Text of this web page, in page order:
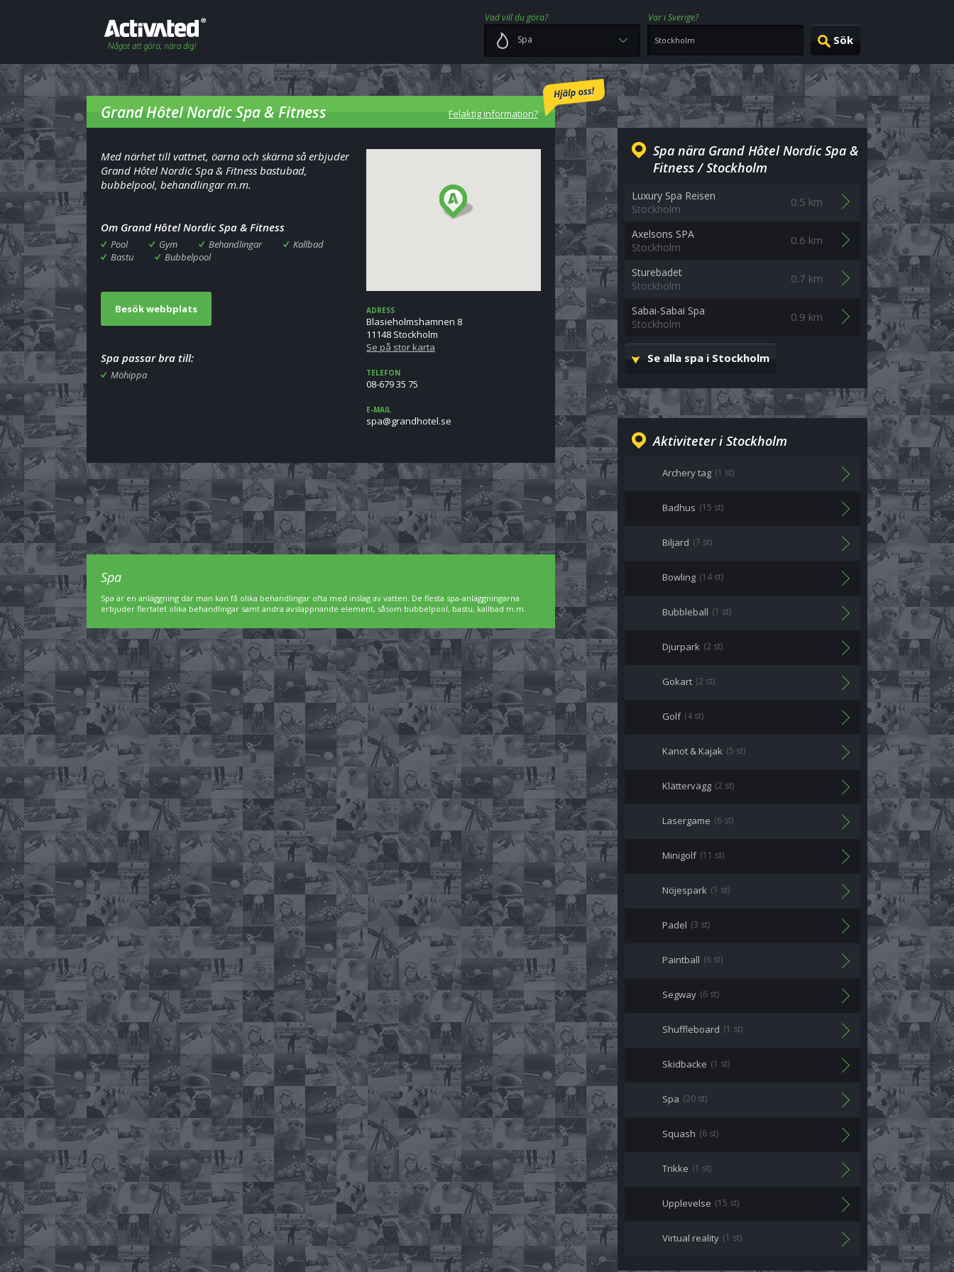
Vad vill du göra?
Var i Sverige?
Spa
Grand Hôtel Nordic Spa & Fitness Felaktig information?
Med närhet till vattnet, öarna och skärna så erbjuder
Grand Hôtel Nordic Spa & Fitness bastubad,
bubbelpool, behandlingar m.m.
Om Grand Hôtel Nordic Spa & Fitness
Pool Gym Behandlingar
Kallbad
Bastu
Bubbelpool
Besök webbplats
Spa passar bra till:
Möhippa
ADRESS
Blasieholmshamnen 8
11148 Stockholm
Se på stor karta
TELEFON
08-679 35 75
E-MAIL
es.letohdnarg@aps
Spa nära Grand Hôtel Nordic Spa &
Fitness / Stockholm
Luxury Spa Reisen
Stockholm
0.5 km
Axelsons SPA
Stockholm
0.6 km
Sturebadet
Stockholm
0.7 km
Sabai-Sabai Spa
Stockholm
0.9 km
Se alla spa i Stockholm
Aktiviteter i Stockholm
Archery tag (1 st)
Badhus (15 st)
Biljard (7 st)
Bowling (14 st)
Bubbleball (1 st)
Djurpark (2 st)
Gokart (2 st)
Golf (4 st)
Kanot & Kajak (5 st)
Klättervägg (2 st)
Lasergame (6 st)
Minigolf (11 st)
Nöjespark (1 st)
Padel (3 st)
Paintball (6 st)
Segway (6 st)
Shuffleboard (1 st)
Skidbacke (1 st)
Spa (20 st)
Squash (6 st)
Trikke (1 st)
Upplevelse (15 st)
Virtual reality (1 st)
Spa
Spa är en anläggning där man kan få olika behandlingar ofta med inslag av vatten. De flesta spa-anläggningarna
erbjuder flertalet olika behandlingar samt andra avslappnande element, såsom bubbelpool, bastu, kallbad m.m.